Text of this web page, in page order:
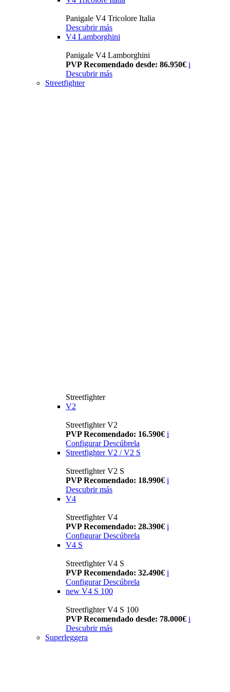
Panigale V4 Tricolore Italia
Descubrir más
V4 Lamborghini
Panigale V4 Lamborghini
PVP Recomendado desde: 86.950€ i
Descubrir más
Streetfighter
Streetfighter
V2
Streetfighter V2
PVP Recomendado: 16.590€ i
Configurar Descúbrela
Streetfighter V2 / V2 S
Streetfighter V2 S
PVP Recomendado: 18.990€ i
Descubrir más
V4
Streetfighter V4
PVP Recomendado: 28.390€ i
Configurar Descúbrela
V4 S
Streetfighter V4 S
PVP Recomendado: 32.490€ i
Configurar Descúbrela
new V4 S 100
Streetfighter V4 S 100
PVP Recomendado desde: 78.000€ i
Descubrir más
Superleggera